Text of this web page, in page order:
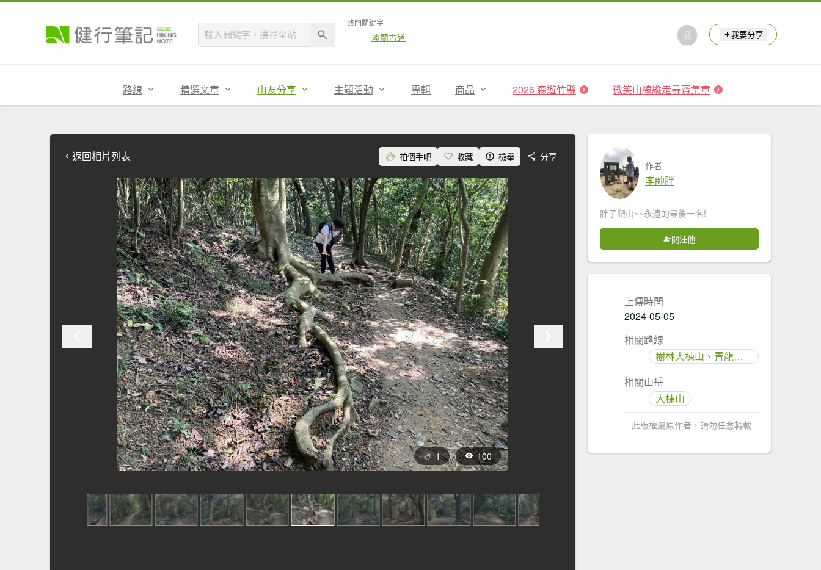
熱門關鍵字
淡蘭古道 我要分享
路線 精選文章 山友分享 主題活動 專輯 商品 2026 森遊竹縣 微笑山線縱走尋寶集章
返回相片列表 拍個手吧 收藏 檢舉 分享
1 100
作者
李帥胖
胖子爬山~~永遠的最後一名!
關注他
上傳時間
2024-05-05
相關路線
樹林大棟山、青龍嶺、大同山步道
相關山岳
大棟山
此版權屬原作者，請勿任意轉載